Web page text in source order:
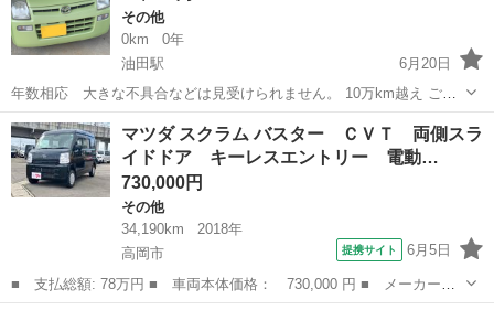
その他
0km
0年
油田駅
6月20日
年数相応 大きな不具合などは見受けられません。 10万km越え ご自
身で名変出来る方向け 日本人のみ 名義変更まで預かり金有り 現車確
認可
富山 砺波市 油田駅 その他
マツダ スクラム バスター ＣＶＴ 両側スラ
イドドア キーレスエントリー 電動…
730,000円
その他
34,190km
2018年
高岡市
提携サイト 6月5日
■ 支払総額: 78万円 ■ 車両本体価格： 730,000 円 ■ メーカー
名： マツダ ■ 車種名： スクラム ■ グレード名： バスター